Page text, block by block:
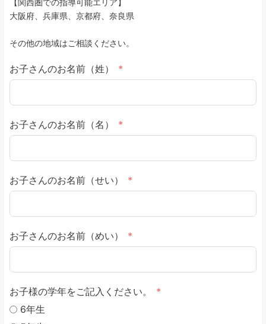
【関西圏での指導可能エリア】
大阪府、兵庫県、京都府、奈良県
その他の地域はご相談ください。
お子さんのお名前（姓）
お子さんのお名前（名）
お子さんのお名前（せい）
お子さんのお名前（めい）
お子様の学年をご記入ください。
6年生